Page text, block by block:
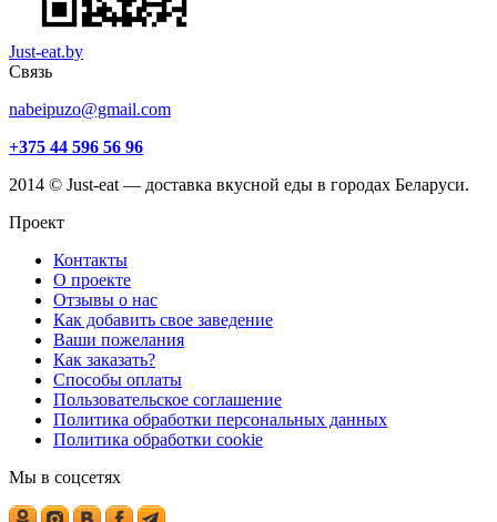
Just-eat.by
Связь
nabeipuzo@gmail.com
+375 44 596 56 96
2014 © Just-eat — доставка вкусной еды в городах Беларуси.
Проект
Контакты
О проекте
Отзывы о нас
Как добавить свое заведение
Ваши пожелания
Как заказать?
Способы оплаты
Пользовательское соглашение
Политика обработки персональных данных
Политика обработки cookie
Мы в соцсетях